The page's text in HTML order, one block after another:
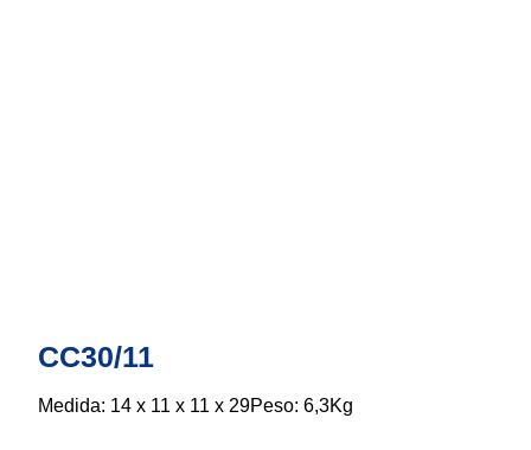
CC30/11
Medida: 14 x 11 x 11 x 29Peso: 6,3Kg